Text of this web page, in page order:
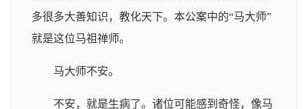
多很多大善知识，教化天下。本公案中的“马大师”
就是这位马祖禅师。
马大师不安。
不安，就是生病了。诸位可能感到奇怪，像马